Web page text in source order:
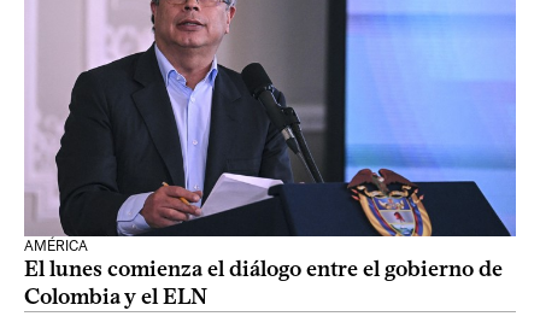
AMÉRICA
El lunes comienza el diálogo entre el gobierno de
Colombia y el ELN